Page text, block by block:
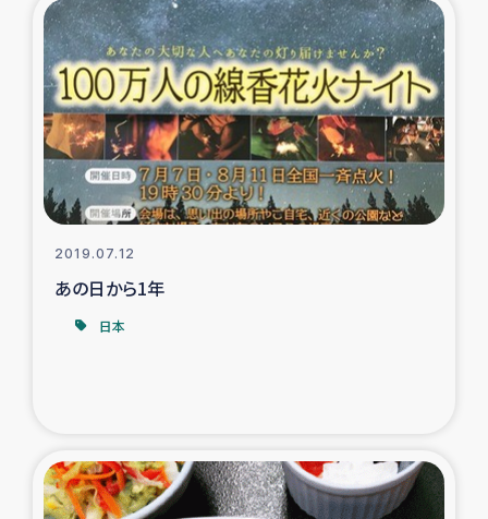
トルコ・シリア地震被災者支援
デニヤヤ小規模紅茶農家支援
コーヒー生産者支援
アイナロ県マウベシ郡でのコーヒー畑改善事業
ベイルート大規模爆発被災者支援
2019.07.12
あの日から1年
日本